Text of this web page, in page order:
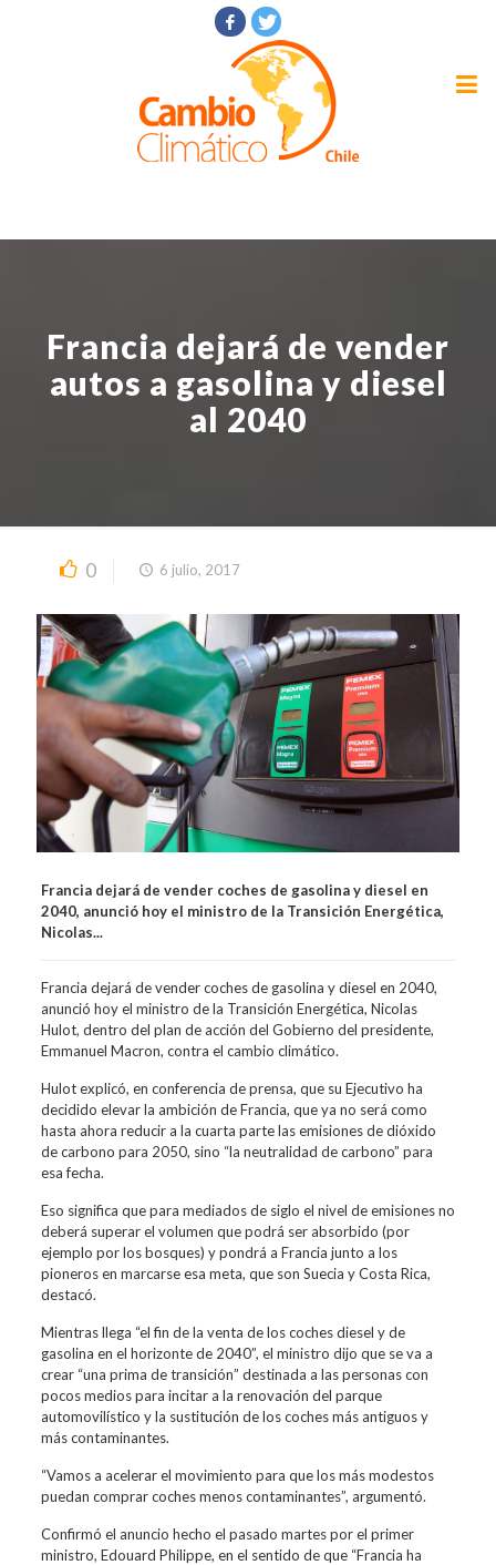
Francia dejará de vender
autos a gasolina y diesel
al 2040
0 6 julio, 2017
Francia dejará de vender coches de gasolina y diesel en
2040, anunció hoy el ministro de la Transición Energética,
Nicolas...
Francia dejará de vender coches de gasolina y diesel en 2040,
anunció hoy el ministro de la Transición Energética, Nicolas
Hulot, dentro del plan de acción del Gobierno del presidente,
Emmanuel Macron, contra el cambio climático.
Hulot explicó, en conferencia de prensa, que su Ejecutivo ha
decidido elevar la ambición de Francia, que ya no será como
hasta ahora reducir a la cuarta parte las emisiones de dióxido
de carbono para 2050, sino “la neutralidad de carbono” para
esa fecha.
Eso significa que para mediados de siglo el nivel de emisiones no
deberá superar el volumen que podrá ser absorbido (por
ejemplo por los bosques) y pondrá a Francia junto a los
pioneros en marcarse esa meta, que son Suecia y Costa Rica,
destacó.
Mientras llega “el fin de la venta de los coches diesel y de
gasolina en el horizonte de 2040”, el ministro dijo que se va a
crear “una prima de transición” destinada a las personas con
pocos medios para incitar a la renovación del parque
automovilístico y la sustitución de los coches más antiguos y
más contaminantes.
“Vamos a acelerar el movimiento para que los más modestos
puedan comprar coches menos contaminantes”, argumentó.
Confirmó el anuncio hecho el pasado martes por el primer
ministro, Edouard Philippe, en el sentido de que “Francia ha